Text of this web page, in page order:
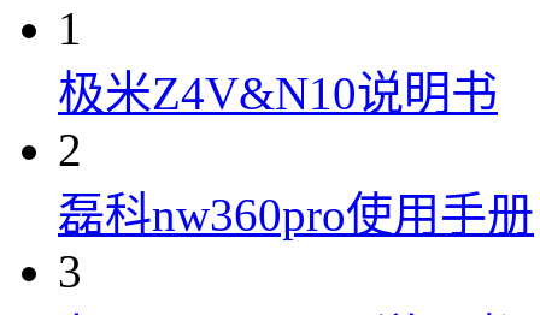
1
极米Z4V&N10说明书
2
磊科nw360pro使用手册
3